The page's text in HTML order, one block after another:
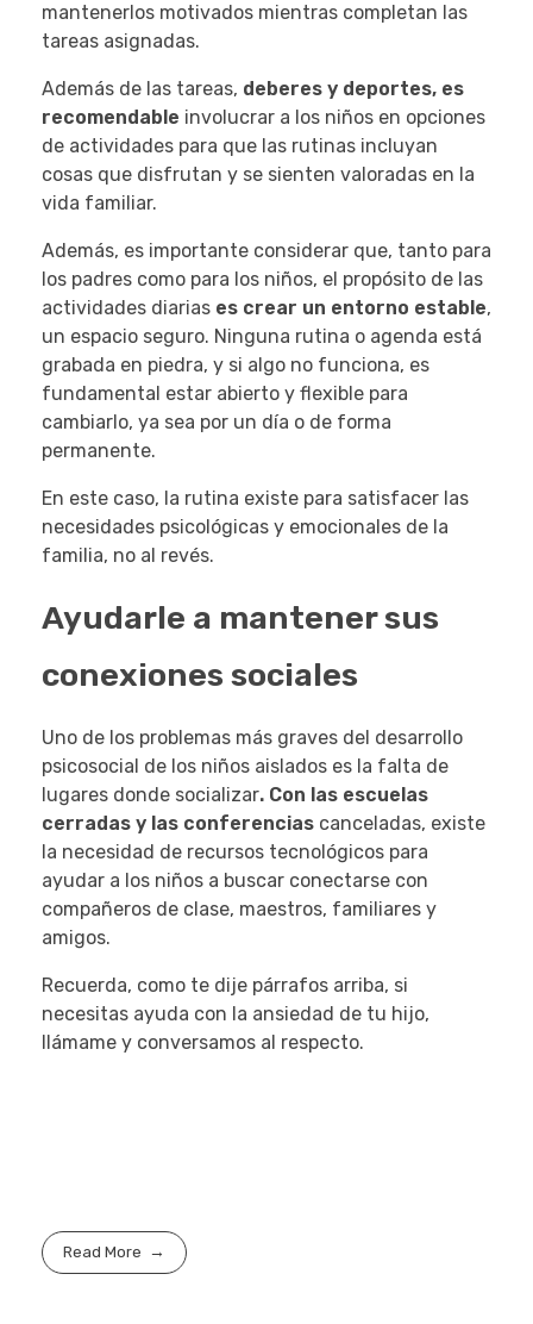
mantenerlos motivados mientras completan las
tareas asignadas.
Además de las tareas, deberes y deportes, es
recomendable involucrar a los niños en opciones
de actividades para que las rutinas incluyan
cosas que disfrutan y se sienten valoradas en la
vida familiar.
Además, es importante considerar que, tanto para
los padres como para los niños, el propósito de las
actividades diarias es crear un entorno estable,
un espacio seguro. Ninguna rutina o agenda está
grabada en piedra, y si algo no funciona, es
fundamental estar abierto y flexible para
cambiarlo, ya sea por un día o de forma
permanente.
En este caso, la rutina existe para satisfacer las
necesidades psicológicas y emocionales de la
familia, no al revés.
Ayudarle a mantener sus
conexiones sociales
Uno de los problemas más graves del desarrollo
psicosocial de los niños aislados es la falta de
lugares donde socializar. Con las escuelas
cerradas y las conferencias canceladas, existe
la necesidad de recursos tecnológicos para
ayudar a los niños a buscar conectarse con
compañeros de clase, maestros, familiares y
amigos.
Recuerda, como te dije párrafos arriba, si
necesitas ayuda con la ansiedad de tu hijo,
llámame y conversamos al respecto.
Read More